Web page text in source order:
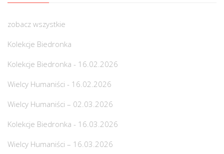
zobacz wszystkie
Kolekcje Biedronka
Kolekcje Biedronka - 16.02.2026
Wielcy Humaniści - 16.02.2026
Wielcy Humaniści – 02.03.2026
Kolekcje Biedronka - 16.03.2026
Wielcy Humaniści – 16.03.2026